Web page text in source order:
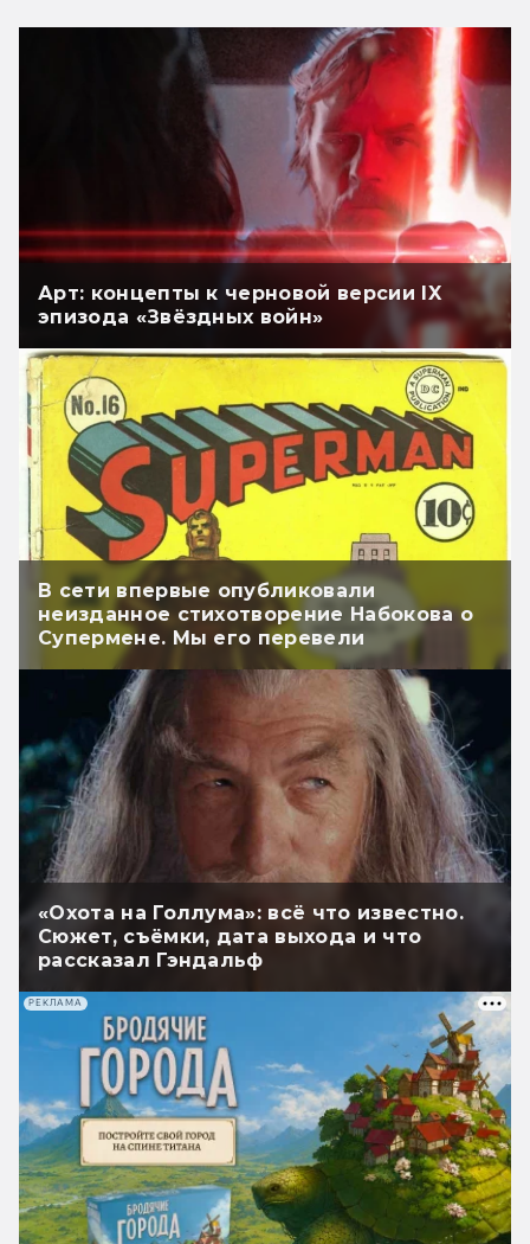
Арт: концепты к черновой версии IX
эпизода «Звёздных войн»
В сети впервые опубликовали
неизданное стихотворение Набокова о
Супермене. Мы его перевели
«Охота на Голлума»: всё что известно.
Сюжет, съёмки, дата выхода и что
рассказал Гэндальф
РЕКЛАМА